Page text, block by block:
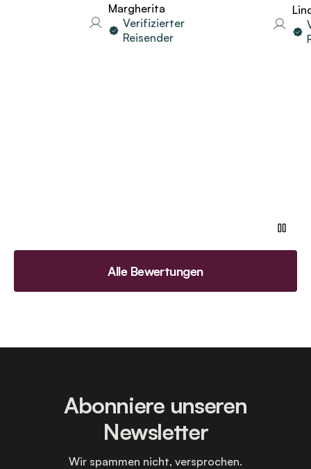
Margherita
Verifizierter
Reisender
Linda
Alle Bewertungen
Abonniere unseren
Newsletter
Wir spammen nicht, versprochen.